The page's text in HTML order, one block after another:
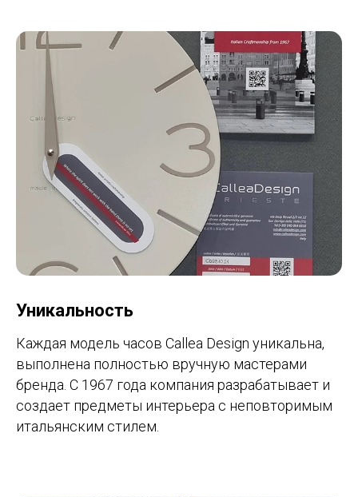
Уникальность
Каждая модель часов Callea Design уникальна,
выполнена полностью вручную мастерами
бренда. С 1967 года компания разрабатывает и
создает предметы интерьера с неповторимым
итальянским стилем.